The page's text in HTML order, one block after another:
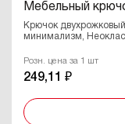
Мебельный
Крючок
минимализм,
Розн. цена за 1 шт
249,11 ₽